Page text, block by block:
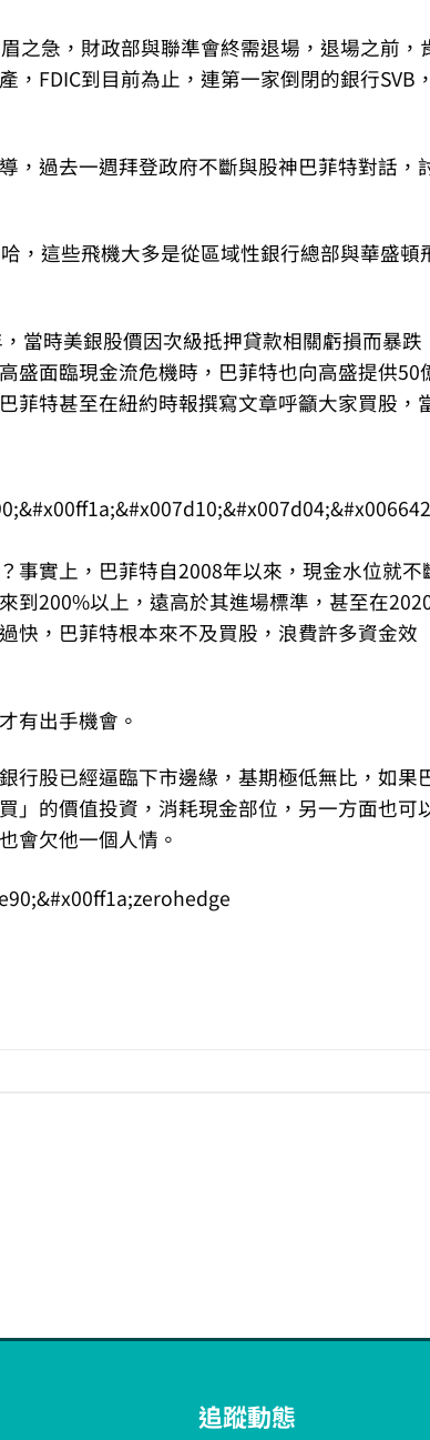
之急，財政部與聯準會終需退場，退場之前，
FDIC到目前為止，連第一家倒閉的銀行SVB
，過去一週拜登政府不斷與股神巴菲特對話，
，這些飛機大多是從區域性銀行總部與華盛頓
當時美銀股價因次級抵押貸款相關虧損而暴跌
盛面臨現金流危機時，巴菲特也向高盛提供50
菲特甚至在紐約時報撰寫文章呼籲大家買股，
事實上，巴菲特自2008年以來，現金水位就不
到200%以上，遠高於其進場標準，甚至在
快，巴菲特根本來不及買股，浪費許多資金效
有出手機會。
行股已經逼臨下市邊緣，基期極低無比，如果
」的價值投資，消耗現金部位，另一方面也可
會欠他一個人情。
追蹤動態